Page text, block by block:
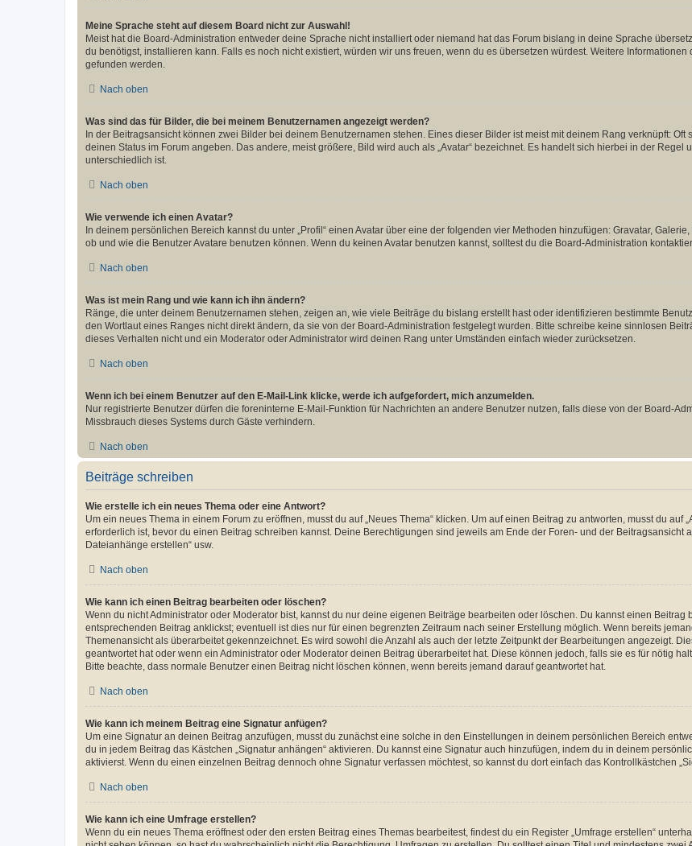
Meine Sprache steht auf diesem Board nicht zur Auswahl!
Meist hat die Board-Administration entweder deine Sprache nicht installiert oder niemand hat das Forum bislang in deine Sprache
du benötigst, installieren kann. Falls es noch nicht existiert, würden wir uns freuen, wenn du es übersetzen würdest. Weitere Informationen
gefunden werden.
Nach oben
Was sind das für Bilder, die bei meinem Benutzernamen angezeigt werden?
In der Beitragsansicht können zwei Bilder bei deinem Benutzernamen stehen. Eines dieser Bilder ist meist mit deinem Rang verknüpft:
deinen Status im Forum angeben. Das andere, meist größere, Bild wird auch als „Avatar“ bezeichnet. Es handelt sich hierbei in der
unterschiedlich ist.
Nach oben
Wie verwende ich einen Avatar?
In deinem persönlichen Bereich kannst du unter „Profil“ einen Avatar über eine der folgenden vier Methoden hinzufügen: Gravatar,
ob und wie die Benutzer Avatare benutzen können. Wenn du keinen Avatar benutzen kannst, solltest du die Board-Administration
Nach oben
Was ist mein Rang und wie kann ich ihn ändern?
Ränge, die unter deinem Benutzernamen stehen, zeigen an, wie viele Beiträge du bislang erstellt hast oder identifizieren bestimmte
den Wortlaut eines Ranges nicht direkt ändern, da sie von der Board-Administration festgelegt wurden. Bitte schreibe keine sinnlosen
dieses Verhalten nicht und ein Moderator oder Administrator wird deinen Rang unter Umständen einfach wieder zurücksetzen.
Nach oben
Wenn ich bei einem Benutzer auf den E-Mail-Link klicke, werde ich aufgefordert, mich anzumelden.
Nur registrierte Benutzer dürfen die foreninterne E-Mail-Funktion für Nachrichten an andere Benutzer nutzen, falls diese von der Board-
Missbrauch dieses Systems durch Gäste verhindern.
Nach oben
Beiträge schreiben
Wie erstelle ich ein neues Thema oder eine Antwort?
Um ein neues Thema in einem Forum zu eröffnen, musst du auf „Neues Thema“ klicken. Um auf einen Beitrag zu antworten, musst du auf
erforderlich ist, bevor du einen Beitrag schreiben kannst. Deine Berechtigungen sind jeweils am Ende der Foren- und der Beitragsansicht
Dateianhänge erstellen“ usw.
Nach oben
Wie kann ich einen Beitrag bearbeiten oder löschen?
Wenn du nicht Administrator oder Moderator bist, kannst du nur deine eigenen Beiträge bearbeiten oder löschen. Du kannst einen Beitrag
entsprechenden Beitrag anklickst; eventuell ist dies nur für einen begrenzten Zeitraum nach seiner Erstellung möglich. Wenn bereits
Themenansicht als überarbeitet gekennzeichnet. Es wird sowohl die Anzahl als auch der letzte Zeitpunkt der Bearbeitungen angezeigt.
geantwortet hat oder wenn ein Administrator oder Moderator deinen Beitrag überarbeitet hat. Diese können jedoch, falls sie es für nötig
Bitte beachte, dass normale Benutzer einen Beitrag nicht löschen können, wenn bereits jemand darauf geantwortet hat.
Nach oben
Wie kann ich meinem Beitrag eine Signatur anfügen?
Um eine Signatur an deinen Beitrag anzufügen, musst du zunächst eine solche in den Einstellungen in deinem persönlichen Bereich
du in jedem Beitrag das Kästchen „Signatur anhängen“ aktivieren. Du kannst eine Signatur auch hinzufügen, indem du in deinem
aktivierst. Wenn du einen einzelnen Beitrag dennoch ohne Signatur verfassen möchtest, so kannst du dort einfach das Kontrollkästchen
Nach oben
Wie kann ich eine Umfrage erstellen?
Wenn du ein neues Thema eröffnest oder den ersten Beitrag eines Themas bearbeitest, findest du ein Register „Umfrage erstellen“